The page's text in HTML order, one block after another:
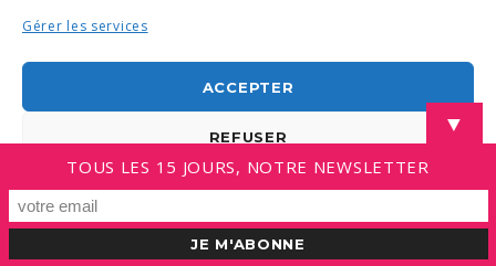
Gérer les services
ACCEPTER
REFUSER
VOIR LES PRÉFÉRENCES
Politique de cookies
▼
TOUS LES 15 JOURS, NOTRE NEWSLETTER